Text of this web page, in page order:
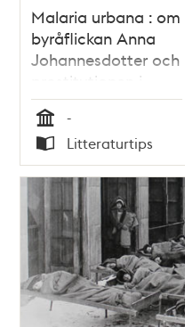
Malaria urbana : om
byråflickan Anna
Johannesdotter och
prostitutionen i
Stockholm kring
1900 / Rebecka
Lennartsson
Tid
-
Typ
Litteraturtips